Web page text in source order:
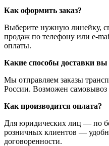
Как оформить заказ?
Выберите нужную линейку,
продаж по телефону или e-
оплаты.
Какие способы доставки вы
Мы отправляем заказы
России. Возможен самовывоз
Как производится оплата?
Для юридических лиц — по
розничных клиентов —
договоренности.